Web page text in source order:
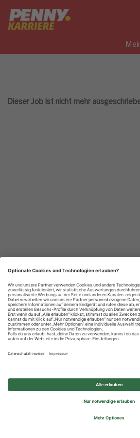
Dieser Job ist nicht mehr
Impressum
Privatsphäre-
© 2026 REWE Group - All